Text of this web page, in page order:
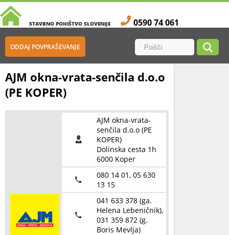
STAVBNO POHIŠTVO SLOVENIJE 0590 74 061
ODDAJ POVPRAŠEVANJE
AJM okna-vrata-senčila d.o.o
(PE KOPER)
AJM okna-vrata-
senčila d.o.o (PE
KOPER)
Dolinska cesta 1h
6000 Koper
080 14 01, 05 630
13 15
041 633 378 (ga.
Helena Lebeničnik),
031 359 872 (g.
Boris Mevlja)